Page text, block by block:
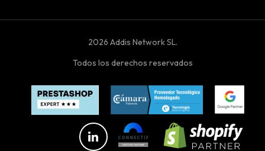
2026 Addis Network SL.
Todos los derechos reservados